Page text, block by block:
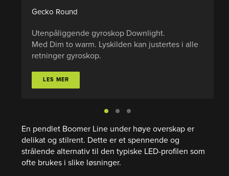
Gecko Round
Utenpåliggende gyroskop Downlight.
Med Dim to warm. Lyskilden kan justertes i alle
retninger gyroskop.
LES MER
En pendlet Boomer Line under høye overskap er
delikat og stilrent. Dette er et spennende og
strålende alternativ til den typiske LED-profilen som
ofte brukes i slike løsninger.